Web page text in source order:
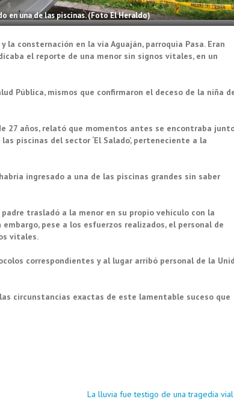
en una de las piscinas. (Foto El Heraldo)
consternación en la vía Aguaján, parroquia Pasa. Eran
el reporte de una menor sin signos vitales, en un
Pública, mismos que confirmaron el deceso de la niña
27 años, relató que momentos antes se encontraba
piscinas del sector ‘El Salado’, perteneciente a la
ingresado a una de las piscinas grandes sin saber
trasladó a la menor en su propio vehículo con la
pese a los esfuerzos realizados, el personal de
vitales.
correspondientes y al lugar arribó personal de la
circunstancias exactas de este lamentable suceso que
La lluvia fue testigo de una tragedia vial